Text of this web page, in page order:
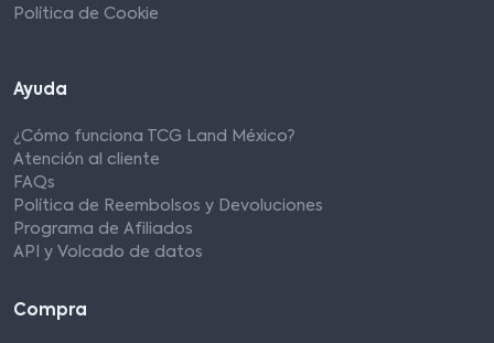
Política de Cookie
Ayuda
¿Cómo funciona TCG Land México?
Atención al cliente
FAQs
Política de Reembolsos y Devoluciones
Programa de Afiliados
API y Volcado de datos
Compra